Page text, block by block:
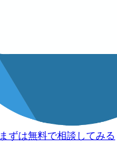
まずは無料で相談してみる